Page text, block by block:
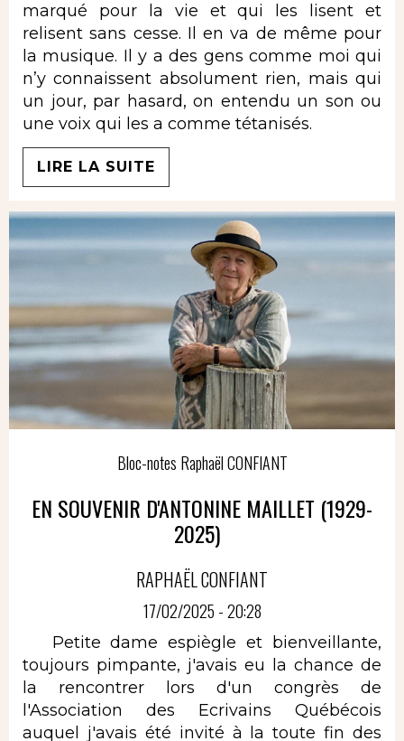
marqué pour la vie et qui les lisent et
relisent sans cesse. Il en va de même pour
la musique. Il y a des gens comme moi qui
n’y connaissent absolument rien, mais qui
un jour, par hasard, on entendu un son ou
une voix qui les a comme tétanisés.
LIRE LA SUITE
Bloc-notes Raphaël CONFIANT
EN SOUVENIR D'ANTONINE MAILLET (1929-
2025)
RAPHAËL CONFIANT
17/02/2025 - 20:28
Petite dame espiègle et bienveillante,
toujours pimpante, j'avais eu la chance de
la rencontrer lors d'un congrès de
l'Association des Ecrivains Québécois
auquel j'avais été invité à la toute fin des